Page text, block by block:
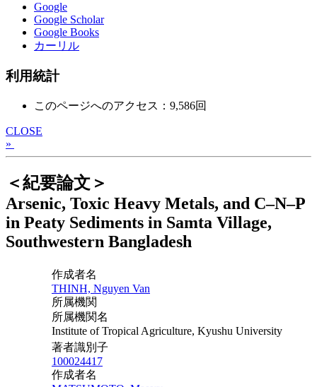
Google
Google Scholar
Google Books
カーリル
利用統計
このページへのアクセス：9,586回
CLOSE
»
＜紀要論文＞
Arsenic, Toxic Heavy Metals, and C–N–P
in Peaty Sediments in Samta Village,
Southwestern Bangladesh
作成者名
THINH, Nguyen Van
所属機関
所属機関名
Institute of Tropical Agriculture, Kyushu University
著者識別子
100024417
作成者名